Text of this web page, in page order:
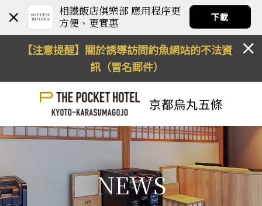
相鐵飯店俱樂部 應用程序更
方便、更實惠
下載
【注意提醒】關於誘導訪問釣魚網站的不法資
訊（冒名郵件）
京都烏丸五條
NEWS